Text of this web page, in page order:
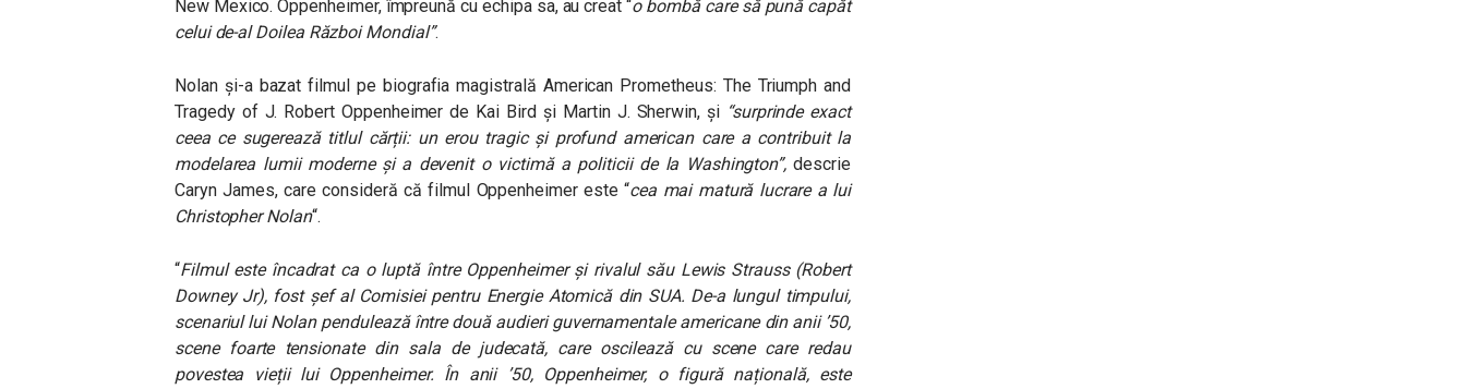
New Mexico. Oppenheimer, împreună cu echipa sa, au creat “o bombă care să pună capăt
celui de-al Doilea Război Mondial”.
Nolan și-a bazat filmul pe biografia magistrală American Prometheus: The Triumph and
Tragedy of J. Robert Oppenheimer de Kai Bird și Martin J. Sherwin, și “surprinde exact
ceea ce sugerează titlul cărții: un erou tragic și profund american care a contribuit la
modelarea lumii moderne și a devenit o victimă a politicii de la Washington”, descrie
Caryn James, care consideră că filmul Oppenheimer este “cea mai matură lucrare a lui
Christopher Nolan“.
“Filmul este încadrat ca o luptă între Oppenheimer și rivalul său Lewis Strauss (Robert
Downey Jr), fost șef al Comisiei pentru Energie Atomică din SUA. De-a lungul timpului,
scenariul lui Nolan pendulează între două audieri guvernamentale americane din anii ’50,
scene foarte tensionate din sala de judecată, care oscilează cu scene care redau
povestea vieții lui Oppenheimer. În anii ’50, Oppenheimer, o figură națională, este